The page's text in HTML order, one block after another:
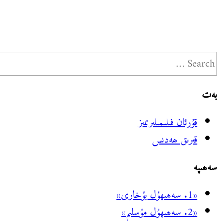
بەت
قۇرئان فىلىمىلىرىمىز
قىرىق ھەدىس
سەھىپە
«1. سەھىھۇل بۇخارى»
«2. سەھىھۇل مۇسلىم»